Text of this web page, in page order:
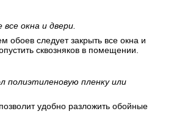
окна и двери.
обоев следует закрыть все окна и
сквозняков в помещении.
полиэтиленовую пленку или
удобно разложить обойные